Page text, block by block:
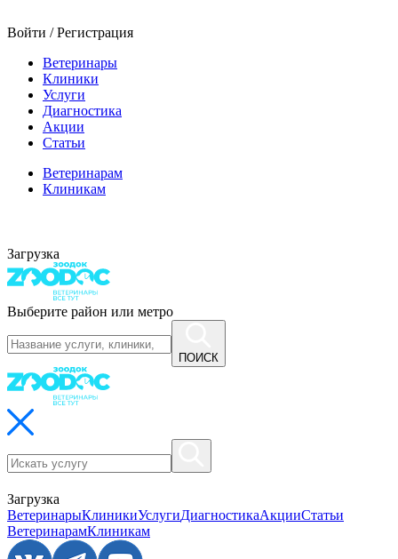
Войти / Регистрация
Ветеринары
Клиники
Услуги
Диагностика
Акции
Статьи
Ветеринарам
Клиникам
Загрузка
Выберите район или метро
ПОИСК
Загрузка
ВетеринарыКлиникиУслугиДиагностикаАкцииСтатьи
ВетеринарамКлиникам